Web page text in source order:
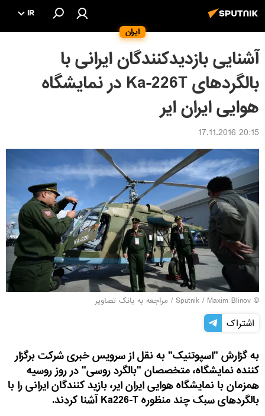
ایران
IR
آشنایی بازدیدکنندگان ایرانی با
بالگردهای Ka-226T در نمایشگاه
هوایی ایران ایر
20:15 17.11.2016
© Sputnik / Maxim Blinov
/ مراجعه به بانک تصاویر
اشتراک
به گزارش "اسپوتنیک" به نقل از سرویس خبری شرکت برگزار
کننده نمایشگاه، متخصصان "بالگرد روسی" در روز روسیه
همزمان با نمایشگاه هوایی ایران ایر، بازید کنندگان ایرانی را با
بالگردهای سبک چند منظوره Ka226-T آشنا کردند.